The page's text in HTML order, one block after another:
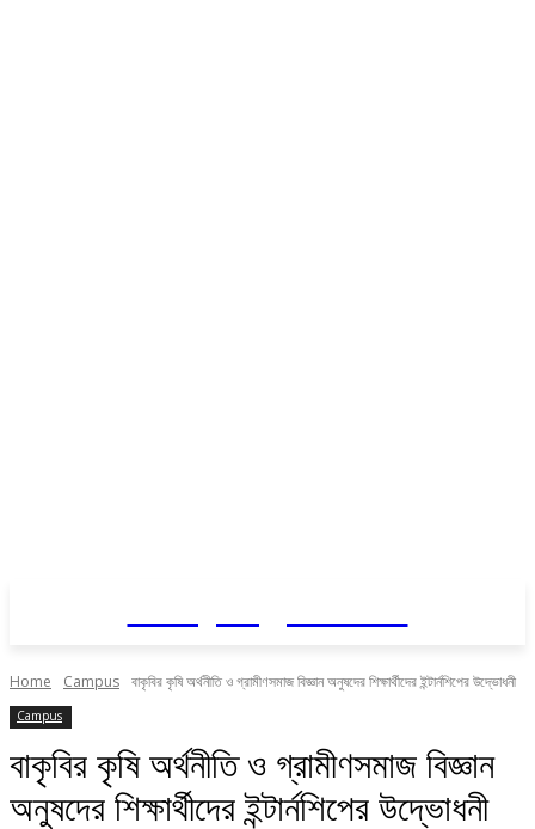
Home Campus বাকৃবির কৃষি অর্থনীতি ও গ্রামীণসমাজ বিজ্ঞান অনুষদের শিক্ষার্থীদের ইন্টার্নশিপের উদ্ভোধনী
Campus
বাকৃবির কৃষি অর্থনীতি ও গ্রামীণসমাজ বিজ্ঞান
অনুষদের শিক্ষার্থীদের ইন্টার্নশিপের উদ্ভোধনী